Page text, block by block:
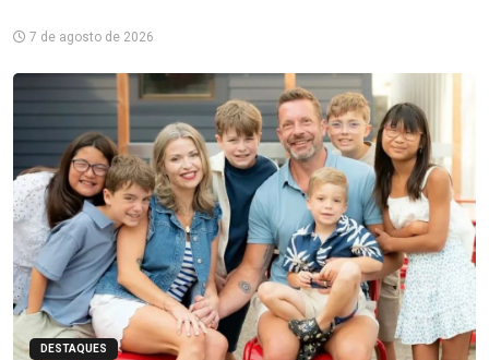
7 de agosto de 2026
DESTAQUES